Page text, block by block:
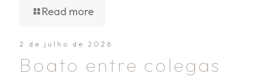
Read more
2 de julho de 2026
Boato entre colegas